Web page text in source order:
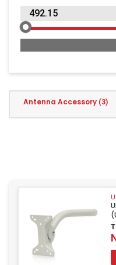
Household & Garden
Office Supplies
Point of Sale
Printers & Accessories
Clothing
Antenna Accessory (3)